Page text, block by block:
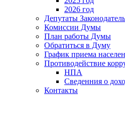
2026 год
Депутаты
Комиссии Думы
План работы Думы
Обратиться в Думу
График приема
Противодействие
НПА
Сведенния о
Контакты